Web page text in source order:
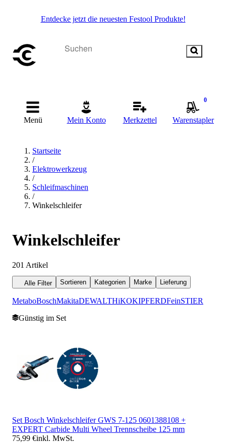
Entdecke jetzt die neuesten Festool Produkte!
Menü Mein Konto Merkzettel
0
Warenstapler
Startseite
/
Elektrowerkzeug
/
Schleifmaschinen
/
Winkelschleifer
Winkelschleifer
201 Artikel
Alle Filter Sortieren Kategorien Marke Lieferung
MetaboBoschMakitaDEWALTHiKOKIPFERDFeinSTIER
Günstig im Set
Set Bosch Winkelschleifer GWS 7-125 0601388108 +
EXPERT Carbide Multi Wheel Trennscheibe 125 mm
75,99 €inkl. MwSt.